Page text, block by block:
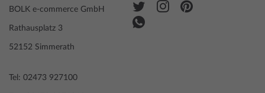
Gehäusedicke
9
Wasserdichte
Gehäuse Farbe
Glas
BOLK e-commerce GmbH
Rathausplatz 3
52152 Simmerath
Tel: 02473 927100